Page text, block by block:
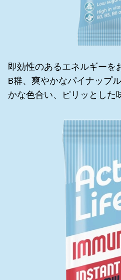
即効性のあるエネルギーを
B群、爽やかなパイナップ
かな色合い、ピリッとした